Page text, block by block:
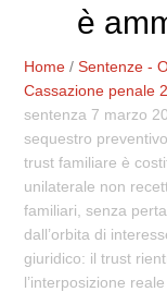
è
Home /Sentenze -
Cassazione penale
sentenza 7 marzo
sequestro
trust familiare è
unilaterale non
familiari, senza
dall’orbita di
giuridico: il trust
l’interposizione